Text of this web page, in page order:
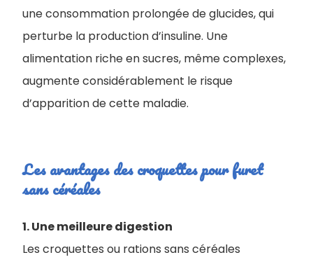
une consommation prolongée de glucides, qui
perturbe la production d’insuline. Une
alimentation riche en sucres, même complexes,
augmente considérablement le risque
d’apparition de cette maladie.
Les avantages des ​croquettes pour furet
sans céréales
1. Une meilleure digestion
Les croquettes ou rations sans céréales